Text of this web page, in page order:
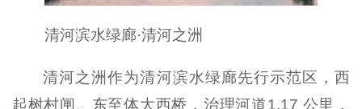
清河滨水绿廊·清河之洲
清河之洲作为清河滨水绿廊先行示范区，西
起树村闸、东至体大西桥，治理河道1.17 公里，